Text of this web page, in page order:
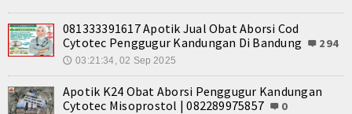
081333391617 Apotik Jual Obat Aborsi Cod
Cytotec Penggugur Kandungan Di Bandung
294
🕔 03:21:34, 02 Sep 2025
Apotik K24 Obat Aborsi Penggugur Kandungan
Cytotec Misoprostol | 082289975857
0